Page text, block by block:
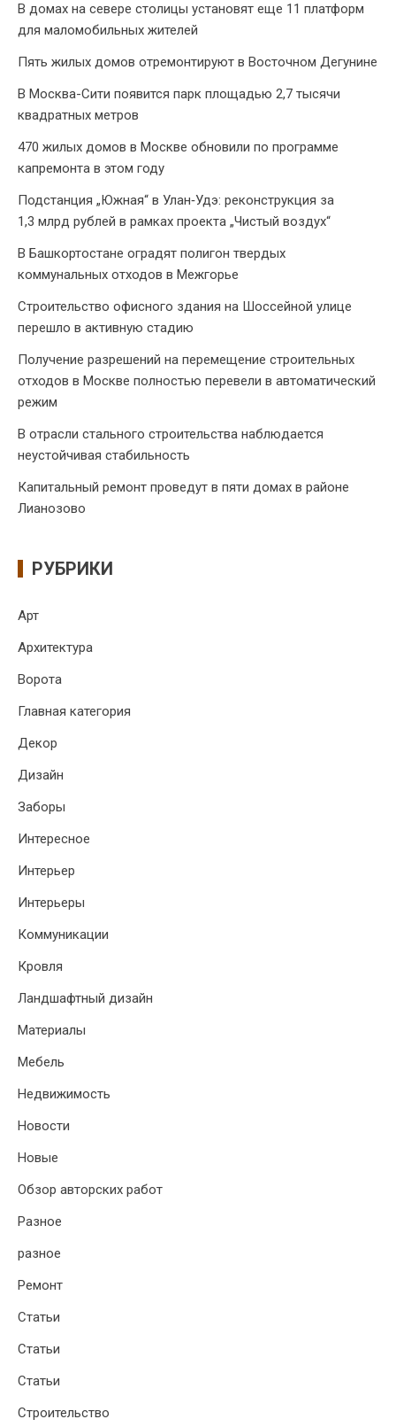
В домах на севере столицы установят еще 11 платформ
для маломобильных жителей
Пять жилых домов отремонтируют в Восточном Дегунине
В Москва-Сити появится парк площадью 2,7 тысячи
квадратных метров
470 жилых домов в Москве обновили по программе
капремонта в этом году
Подстанция „Южная“ в Улан‑Удэ: реконструкция за
1,3 млрд рублей в рамках проекта „Чистый воздух“
В Башкортостане оградят полигон твердых
коммунальных отходов в Межгорье
Строительство офисного здания на Шоссейной улице
перешло в активную стадию
Получение разрешений на перемещение строительных
отходов в Москве полностью перевели в автоматический
режим
В отрасли стального строительства наблюдается
неустойчивая стабильность
Капитальный ремонт проведут в пяти домах в районе
Лианозово
РУБРИКИ
Арт
Архитектура
Ворота
Главная категория
Декор
Дизайн
Заборы
Интересное
Интерьер
Интерьеры
Коммуникации
Кровля
Ландшафтный дизайн
Материалы
Мебель
Недвижимость
Новости
Новые
Обзор авторских работ
Разное
разное
Ремонт
Статьи
Статьи
Статьи
Строительство